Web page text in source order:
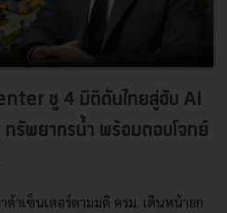
ชู 4 มิติดันไทยสู่ฮับ AI
ทรัพยากรน้ำ พร้อมตอบโจทย์
าเซ็นเตอร์ตามมติ ครม. เดินหน้ายก